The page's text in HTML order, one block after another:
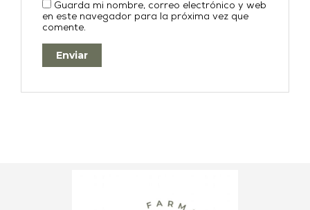
Guarda mi nombre, correo electrónico y web
en este navegador para la próxima vez que
comente.